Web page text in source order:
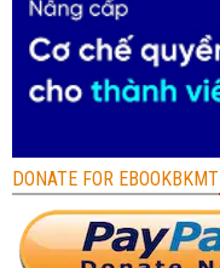
DONATE FOR EBOOKBKMT